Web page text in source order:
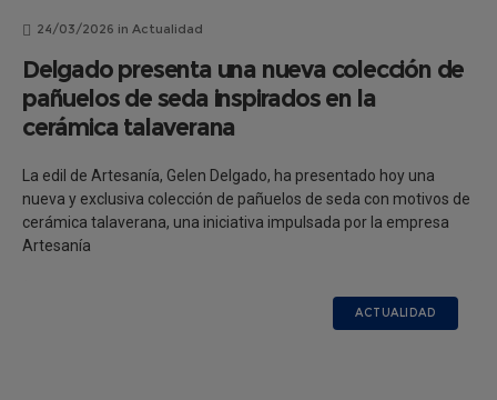
24/03/2026 in Actualidad
Delgado presenta una nueva colección de
pañuelos de seda inspirados en la
cerámica talaverana
La edil de Artesanía, Gelen Delgado, ha presentado hoy una
nueva y exclusiva colección de pañuelos de seda con motivos de
cerámica talaverana, una iniciativa impulsada por la empresa
Artesanía
ACTUALIDAD